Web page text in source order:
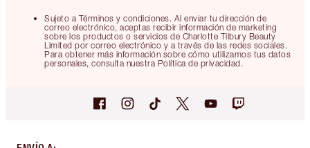
Sujeto a Términos y condiciones. Al enviar tu dirección de
correo electrónico, aceptas recibir información de marketing
sobre los productos o servicios de Charlotte Tilbury Beauty
Limited por correo electrónico y a través de las redes sociales.
Para obtener más información sobre cómo utilizamos tus datos
personales, consulta nuestra Política de privacidad.